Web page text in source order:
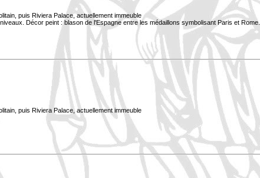
puis Riviera Palace, actuellement immeuble
Décor peint : blason de l'Espagne entre les médaillons symbolisant Paris et Rome.
puis Riviera Palace, actuellement immeuble